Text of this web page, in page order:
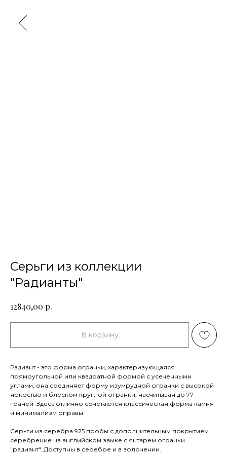
Серьги из коллекции
"Радианты"
12840,00 р.
В корзину
Радиант - это форма огранки, характеризующаяся
прямоугольной или квадратной формой с усеченными
углами, она соединяет форму изумрудной огранки с высокой
яркостью и блеском круглой огранки, насчитывая до 77
граней. Здесь отлично сочетаются классическая форма камня
и минимализм оправы.
Серьги из серебра 925 пробы с дополнительным покрытием
серебрение на английском замке с янтарем огранки
"радиант". Доступны в серебре и в золочении.